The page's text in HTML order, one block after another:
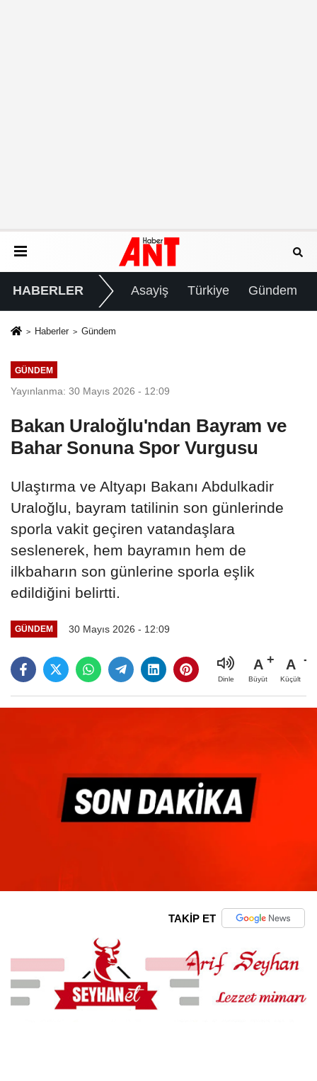
HABERLER Asayiş Türkiye Gündem
Haberler Gündem
GÜNDEM
Yayınlanma: 30 Mayıs 2026 - 12:09
Bakan Uraloğlu'ndan Bayram ve
Bahar Sonuna Spor Vurgusu
Ulaştırma ve Altyapı Bakanı Abdulkadir
Uraloğlu, bayram tatilinin son günlerinde
sporla vakit geçiren vatandaşlara
seslenerek, hem bayramın hem de
ilkbaharın son günlerine sporla eşlik
edildiğini belirtti.
GÜNDEM 30 Mayıs 2026 - 12:09
Dinle
A
Büyüt
A
Küçült
TAKİP ET